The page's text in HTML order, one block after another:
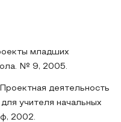
младших
№ 9, 2005.
деятельность
учителя начальных
2002.